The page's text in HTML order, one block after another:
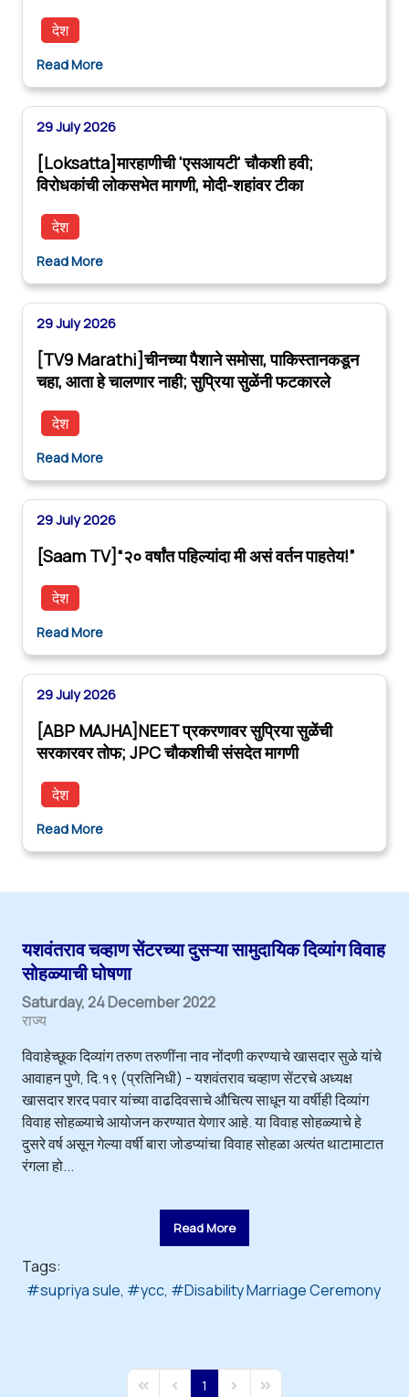
देश
Read More
29 July 2026
[Loksatta]मारहाणीची 'एसआयटी' चौकशी हवी;
विरोधकांची लोकसभेत मागणी, मोदी-शहांवर टीका
देश
Read More
29 July 2026
[TV9 Marathi]चीनच्या पैशाने समोसा, पाकिस्तानकडून
चहा, आता हे चालणार नाही; सुप्रिया सुळेंनी फटकारले
देश
Read More
29 July 2026
[Saam TV]“२० वर्षांत पहिल्यांदा मी असं वर्तन पाहतेय!”
देश
Read More
29 July 2026
[ABP MAJHA]NEET प्रकरणावर सुप्रिया सुळेंची
सरकारवर तोफ; JPC चौकशीची संसदेत मागणी
देश
Read More
यशवंतराव चव्हाण सेंटरच्या दुसऱ्या सामुदायिक दिव्यांग विवाह
सोहळ्याची घोषणा
Saturday, 24 December 2022
राज्य
विवाहेच्छूक दिव्यांग तरुण तरुणींना नाव नोंदणी करण्याचे खासदार सुळे यांचे
आवाहन पुणे, दि.१९ (प्रतिनिधी) - यशवंतराव चव्हाण सेंटरचे अध्यक्ष
खासदार शरद पवार यांच्या वाढदिवसाचे औचित्य साधून या वर्षीही दिव्यांग
विवाह सोहळ्याचे आयोजन करण्यात येणार आहे. या विवाह सोहळ्याचे हे
दुसरे वर्ष असून गेल्या वर्षी बारा जोडप्यांचा विवाह सोहळा अत्यंत थाटामाटात
रंगला हो...
Read More
Tags:
supriya sule
ycc Disability Marriage Ceremony
First PagePrevious Page
1 Next PageLast Page